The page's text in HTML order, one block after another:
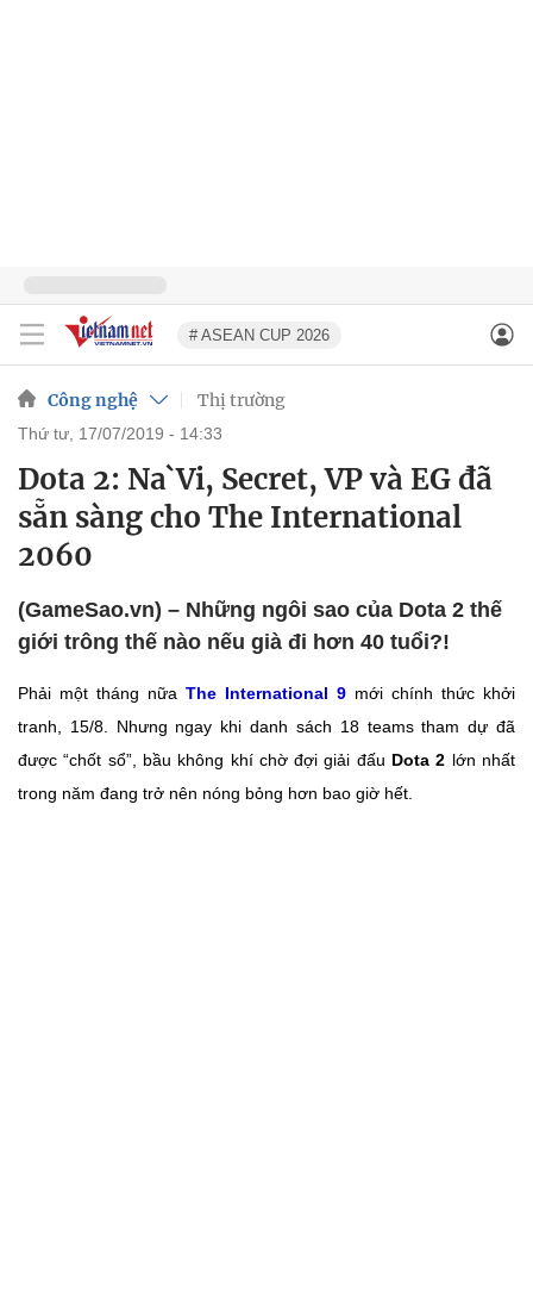
# ASEAN CUP 2026
Công nghệ Thị trường
thứ tư, 17/07/2019 - 14:33
Dota 2: Na`Vi, Secret, VP và EG đã
sẵn sàng cho The International
2060
(GameSao.vn) – Những ngôi sao của Dota 2 thế
giới trông thế nào nếu già đi hơn 40 tuổi?!
Phải một tháng nữa The International 9 mới chính thức khởi
tranh, 15/8. Nhưng ngay khi danh sách 18 teams tham dự đã
được “chốt sổ”, bầu không khí chờ đợi giải đấu Dota 2 lớn nhất
trong năm đang trở nên nóng bỏng hơn bao giờ hết.